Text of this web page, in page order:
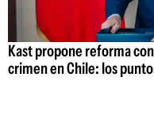
Kast propone reforma
crimen en Chile: los